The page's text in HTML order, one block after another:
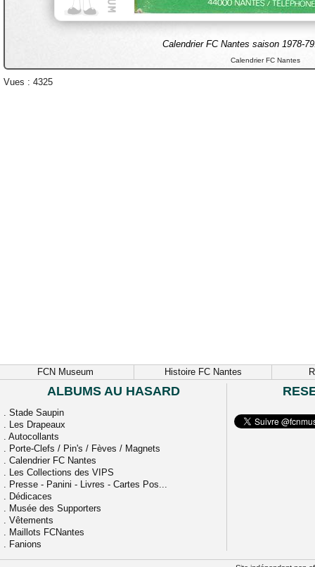
Calendrier FC Nantes saison 1978-
Calendrier FC Nantes
Vues : 4325
FCN Museum Histoire FC Nantes
ALBUMS AU HASARD
. Stade Saupin
. Les Drapeaux
. Autocollants
. Porte-Clefs / Pin's / Fèves / Magnets
. Calendrier FC Nantes
. Les Collections des VIPS
. Presse - Panini - Livres - Cartes Pos...
. Dédicaces
. Musée des Supporters
. Vêtements
. Maillots FCNantes
. Fanions